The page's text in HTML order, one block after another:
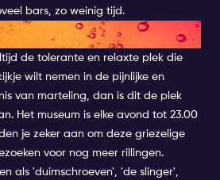
bars, zo weinig tijd.
FOLTERMUSEUM
de tolerante en relaxte plek die
wilt nemen in de pijnlijke en
van marteling, dan is dit de plek
Het museum is elke avond tot 23.00
je zeker aan om deze griezelige
voor nog meer rillingen.
als 'duimschroeven', 'de slinger',